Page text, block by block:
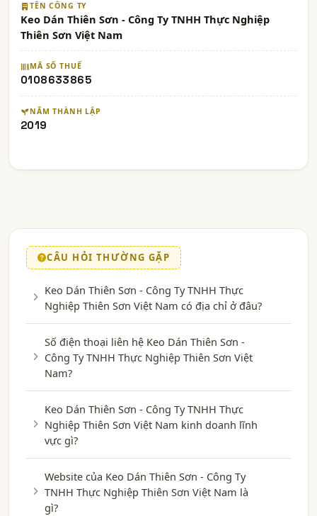
TÊN CÔNG TY
Keo Dán Thiên Sơn - Công Ty TNHH Thực Nghiệp
Thiên Sơn Việt Nam
MÃ SỐ THUẾ
0108633865
NĂM THÀNH LẬP
2019
CÂU HỎI THƯỜNG GẶP
Keo Dán Thiên Sơn - Công Ty TNHH Thực
Nghiệp Thiên Sơn Việt Nam có địa chỉ ở đâu?
Số điện thoại liên hệ Keo Dán Thiên Sơn -
Công Ty TNHH Thực Nghiệp Thiên Sơn Việt
Nam?
Keo Dán Thiên Sơn - Công Ty TNHH Thực
Nghiệp Thiên Sơn Việt Nam kinh doanh lĩnh
vực gì?
Website của Keo Dán Thiên Sơn - Công Ty
TNHH Thực Nghiệp Thiên Sơn Việt Nam là
gì?